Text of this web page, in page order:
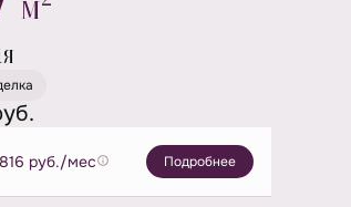
руб./мес Подробнее